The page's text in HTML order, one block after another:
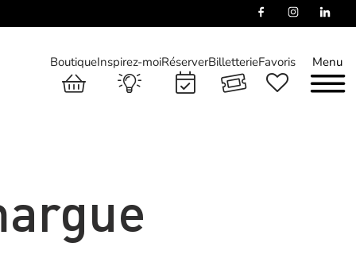
Menu
BoutiqueInspirez-moiRéserverBilletterieFavoris